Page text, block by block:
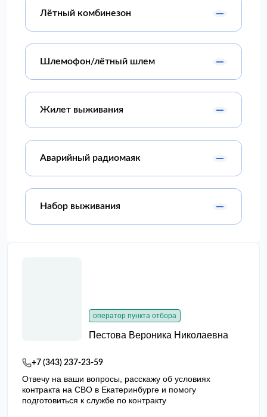
Лётный комбинезон
Шлемофон/лётный шлем
Жилет выживания
Аварийный радиомаяк
Набор выживания
оператор пункта отбора
Пестова Вероника Николаевна
+7 (343) 237-23-59
Отвечу на ваши вопросы, расскажу об условиях
контракта на СВО в Екатеринбурге и помогу
подготовиться к службе по контракту